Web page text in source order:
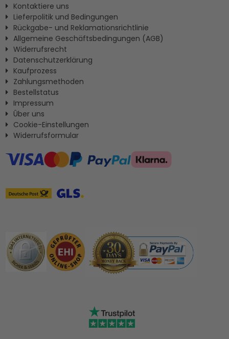
Kontaktiere uns
Lieferpolitik und Bedingungen
Rückgabe- und Reklamationsrichtlinie
Allgemeine Geschäftsbedingungen (AGB)
Widerrufsrecht
Datenschutzerklärung
Kaufprozess
Zahlungsmethoden
Bestellstatus
Impressum
Ûber uns
Cookie-Einstellungen
Widerrufsformular